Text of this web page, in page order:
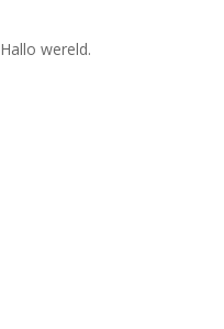
Hallo wereld.